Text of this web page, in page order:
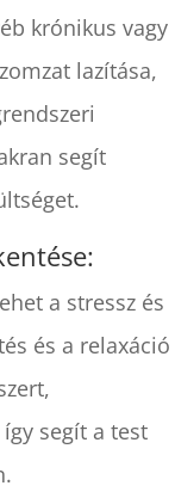
krónikus vagy
lazítása,
segít
a stressz és
és a relaxáció
segít a test